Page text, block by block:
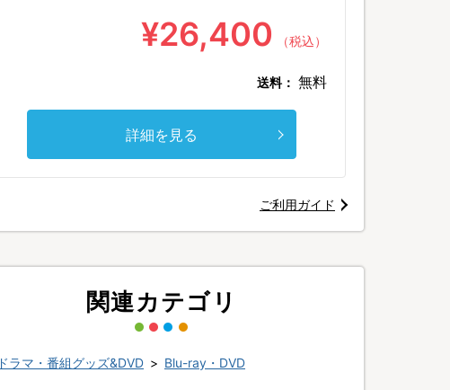
¥26,400 （税込）
送料： 無料
詳細を見る
ご利用ガイド
関連カテゴリ
ドラマ・番組グッズ&DVD > Blu-ray・DVD